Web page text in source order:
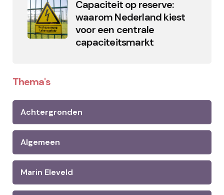
Capaciteit op reserve:
waarom Nederland kiest
voor een centrale
capaciteitsmarkt
Thema's
Achtergronden
Algemeen
Marin Eleveld